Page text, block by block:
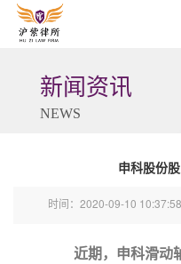
新闻资讯
NEWS
申科股份
时间：2020-09-10 10:37:58
近期，申科滑动